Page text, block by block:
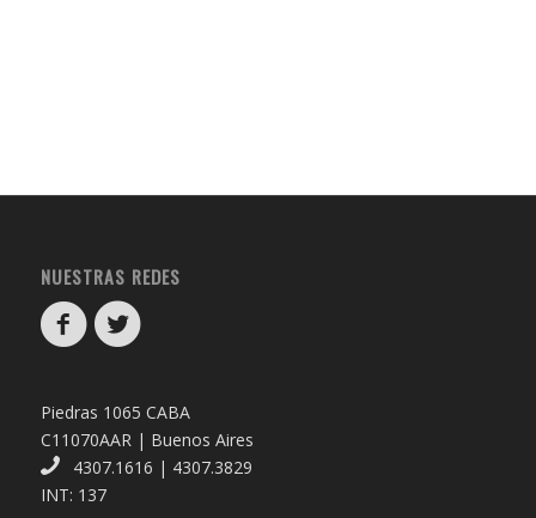
NUESTRAS REDES
Piedras 1065 CABA
C11070AAR | Buenos Aires
4307.1616 | 4307.3829
INT: 137